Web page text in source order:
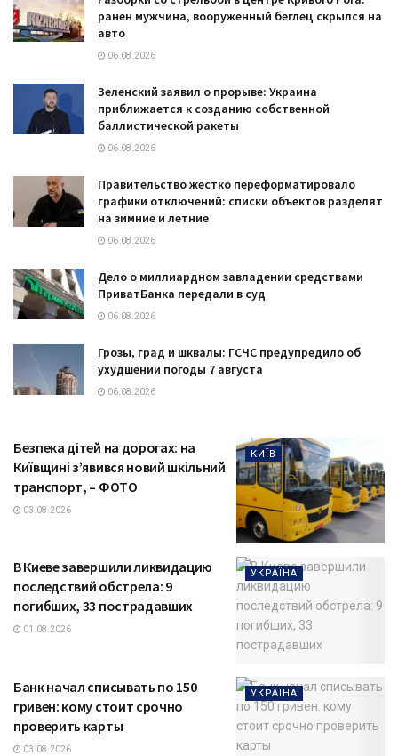
ранен мужчина, вооруженный беглец скрылся на
авто
06.08.2026
Зеленский заявил о прорыве: Украина
приближается к созданию собственной
баллистической ракеты
06.08.2026
Правительство жестко переформатировало
графики отключений: списки объектов разделят
на зимние и летние
06.08.2026
Дело о миллиардном завладении средствами
ПриватБанка передали в суд
06.08.2026
Грозы, град и шквалы: ГСЧС предупредило об
ухудшении погоды 7 августа
06.08.2026
КИЇВ
Безпека дітей на дорогах: на
Київщині з’явився новий шкільний
транспорт, – ФОТО
03.08.2026
УКРАЇНА
В Киеве завершили ликвидацию
последствий обстрела: 9
погибших, 33 пострадавших
01.08.2026
УКРАЇНА
Банк начал списывать по 150
гривен: кому стоит срочно
проверить карты
03.08.2026